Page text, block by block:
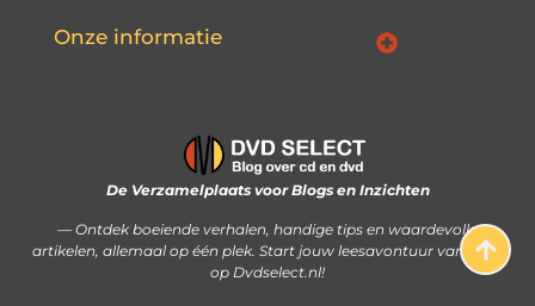
De Verzamelplaats voor Blogs en Inzichten
— Ontdek boeiende verhalen, handige tips en waardevolle
artikelen, allemaal op één plek. Start jouw leesavontuur vandaag
op Dvdselect.nl!
Onze informatie